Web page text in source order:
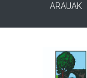
ARAUAK